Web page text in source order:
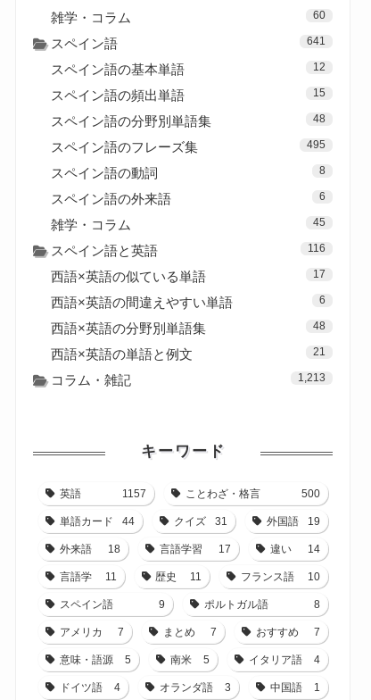
雑学・コラム 60
スペイン語 641
スペイン語の基本単語 12
スペイン語の頻出単語 15
スペイン語の分野別単語集 48
スペイン語のフレーズ集 495
スペイン語の動詞 8
スペイン語の外来語 6
雑学・コラム 45
スペイン語と英語 116
西語×英語の似ている単語 17
西語×英語の間違えやすい単語 6
西語×英語の分野別単語集 48
西語×英語の単語と例文 21
コラム・雑記 1,213
キーワード
英語 1157 ことわざ・格言 500
単語カード 44 クイズ 31 外国語 19
外来語 18 言語学習 17 違い 14
言語学 11 歴史 11 フランス語 10
スペイン語 9 ポルトガル語 8
アメリカ 7 まとめ 7 おすすめ 7
意味・語源 5 南米 5 イタリア語 4
ドイツ語 4 オランダ語 3 中国語 1